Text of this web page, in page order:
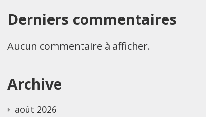
Derniers commentaires
Aucun commentaire à afficher.
Archive
août 2026